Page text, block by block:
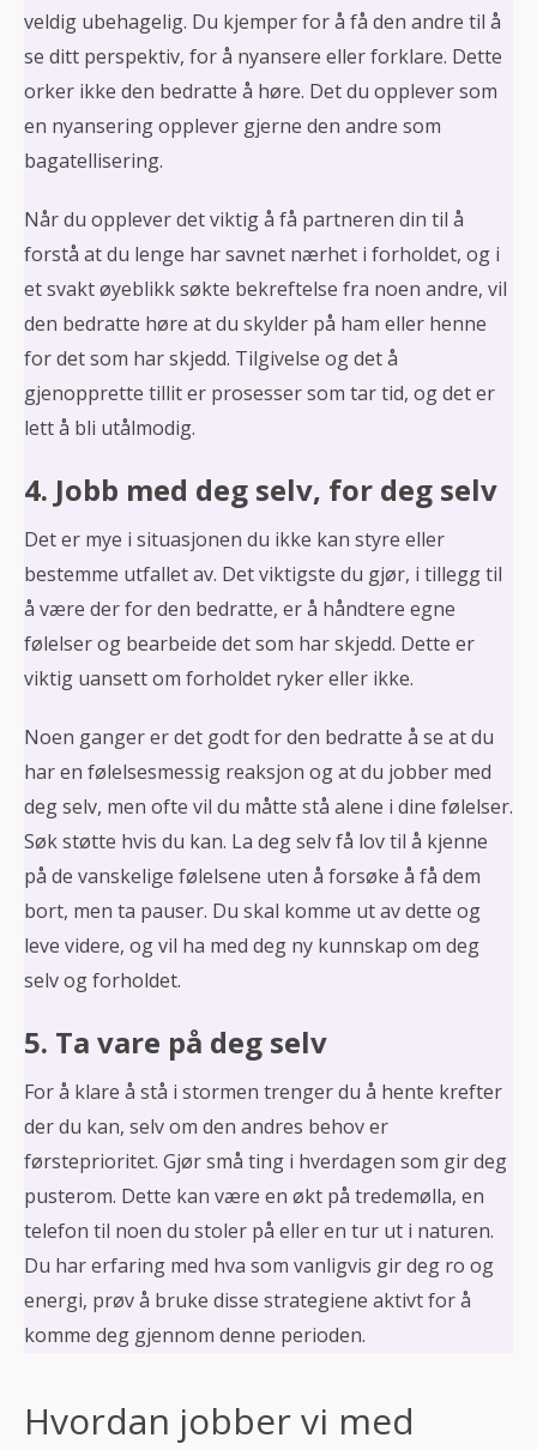
veldig ubehagelig. Du kjemper for å få den andre til å
se ditt perspektiv, for å nyansere eller forklare. Dette
orker ikke den bedratte å høre. Det du opplever som
en nyansering opplever gjerne den andre som
bagatellisering.
Når du opplever det viktig å få partneren din til å
forstå at du lenge har savnet nærhet i forholdet, og i
et svakt øyeblikk søkte bekreftelse fra noen andre, vil
den bedratte høre at du skylder på ham eller henne
for det som har skjedd. Tilgivelse og det å
gjenopprette tillit er prosesser som tar tid, og det er
lett å bli utålmodig.
4. Jobb med deg selv, for deg selv
Det er mye i situasjonen du ikke kan styre eller
bestemme utfallet av. Det viktigste du gjør, i tillegg til
å være der for den bedratte, er å håndtere egne
følelser og bearbeide det som har skjedd. Dette er
viktig uansett om forholdet ryker eller ikke.
Noen ganger er det godt for den bedratte å se at du
har en følelsesmessig reaksjon og at du jobber med
deg selv, men ofte vil du måtte stå alene i dine følelser.
Søk støtte hvis du kan. La deg selv få lov til å kjenne
på de vanskelige følelsene uten å forsøke å få dem
bort, men ta pauser. Du skal komme ut av dette og
leve videre, og vil ha med deg ny kunnskap om deg
selv og forholdet.
5. Ta vare på deg selv
For å klare å stå i stormen trenger du å hente krefter
der du kan, selv om den andres behov er
førsteprioritet. Gjør små ting i hverdagen som gir deg
pusterom. Dette kan være en økt på tredemølla, en
telefon til noen du stoler på eller en tur ut i naturen.
Du har erfaring med hva som vanligvis gir deg ro og
energi, prøv å bruke disse strategiene aktivt for å
komme deg gjennom denne perioden.
Hvordan jobber vi med